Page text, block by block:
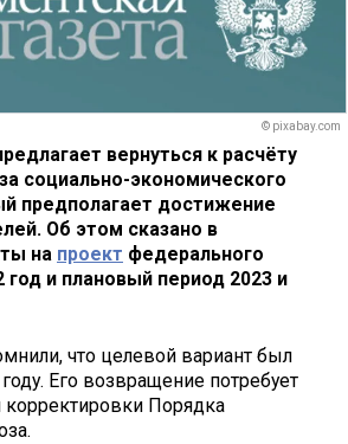
© pixabay.com
вернуться к расчёту
социально-экономического
предполагает достижение
Об этом сказано в
на проект федерального
и плановый период 2023 и
что целевой вариант был
Его возвращение потребует
Порядка